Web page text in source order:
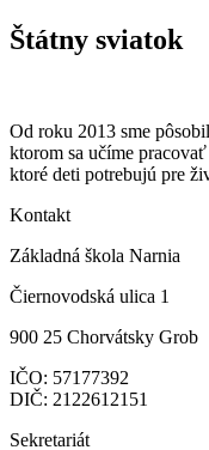
Štátny sviatok
Od roku 2013 sme
ktorom sa učíme
ktoré deti potrebujú pre
Kontakt
Základná škola Narnia
Čiernovodská ulica 1
900 25 Chorvátsky Grob
IČO: 57177392
DIČ: 2122612151
Sekretariát